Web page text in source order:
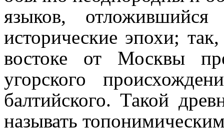
языков,
исторические эпохи;
востоке от Москвы
угорского
балтийского. Такой
называть